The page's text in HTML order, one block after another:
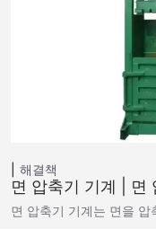
해결책
면 압축기 기계 | 면
면 압축기 기계는 면을